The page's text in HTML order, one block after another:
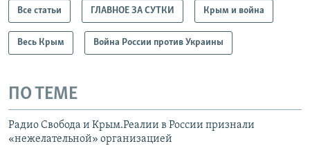
Все статьи ГЛАВНОЕ ЗА СУТКИ Крым и война
Весь Крым Война России против Украины
ПО ТЕМЕ
Радио Свобода и Крым.Реалии в России признали
«нежелательной» организацией